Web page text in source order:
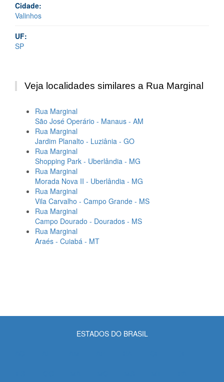
Cidade:
Valinhos
UF:
SP
Veja localidades similares a Rua Marginal
Rua Marginal
São José Operário - Manaus - AM
Rua Marginal
Jardim Planalto - Luziânia - GO
Rua Marginal
Shopping Park - Uberlândia - MG
Rua Marginal
Morada Nova II - Uberlândia - MG
Rua Marginal
Vila Carvalho - Campo Grande - MS
Rua Marginal
Campo Dourado - Dourados - MS
Rua Marginal
Araés - Cuiabá - MT
ESTADOS DO BRASIL